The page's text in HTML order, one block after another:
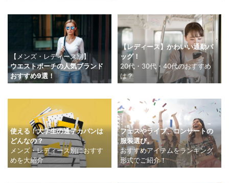
【メンズ・レディース別】
ウエストポーチの人気ブランド
おすすめ9選！
【レディース】かわいい通勤バ
ッグ！
20代・30代・40代のおすすめ
は？
使える！大学生の通学カバンは
どんなの？
メンズ・レディース別におすす
めを大紹介
フェスやライブ、コンサートの
服装選び。
おすすめアイテムをランキング
形式でご紹介！